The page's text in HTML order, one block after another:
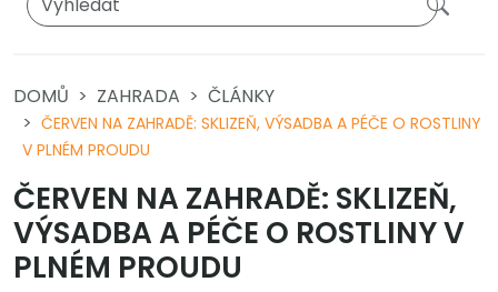
DOMŮ ZAHRADA ČLÁNKY
ČERVEN NA ZAHRADĚ: SKLIZEŇ, VÝSADBA A PÉČE O ROSTLINY
V PLNÉM PROUDU
ČERVEN NA ZAHRADĚ: SKLIZEŇ,
VÝSADBA A PÉČE O ROSTLINY V
PLNÉM PROUDU